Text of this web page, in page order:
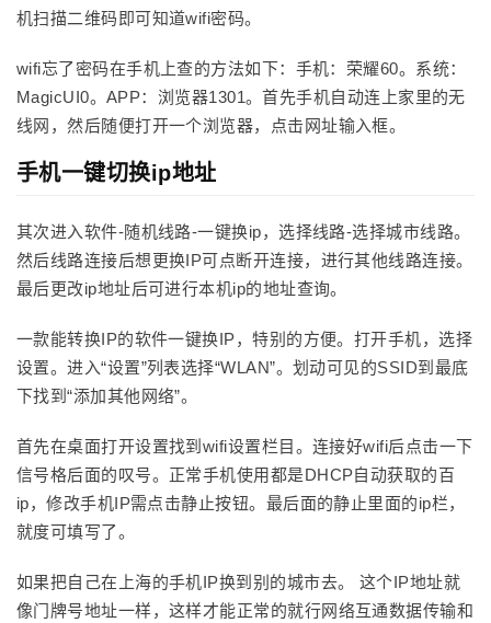
机扫描二维码即可知道wifi密码。
wifi忘了密码在手机上查的方法如下：手机：荣耀60。系统：
MagicUI0。APP：浏览器1301。首先手机自动连上家里的无
线网，然后随便打开一个浏览器，点击网址输入框。
手机一键切换ip地址
其次进入软件-随机线路-一键换ip，选择线路-选择城市线路。
然后线路连接后想更换IP可点断开连接，进行其他线路连接。
最后更改ip地址后可进行本机ip的地址查询。
一款能转换IP的软件一键换IP，特别的方便。打开手机，选择
设置。进入“设置”列表选择“WLAN”。划动可见的SSID到最底
下找到“添加其他网络”。
首先在桌面打开设置找到wifi设置栏目。连接好wifi后点击一下
信号格后面的叹号。正常手机使用都是DHCP自动获取的百
ip，修改手机IP需点击静止按钮。最后面的静止里面的ip栏，
就度可填写了。
如果把自己在上海的手机IP换到别的城市去。 这个IP地址就
像门牌号地址一样，这样才能正常的就行网络互通数据传输和